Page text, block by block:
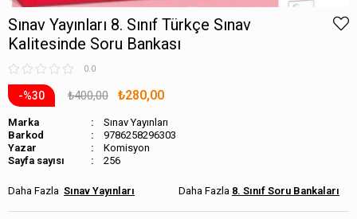
Sınav Yayınları 8. Sınıf Türkçe Sınav
Kalitesinde Soru Bankası
0.0
30 ₺400,00 ₺280,00
Marka
Sınav Yayınları
Barkod
9786258296303
Komisyon
Sayfa sayısı
256
Sınav Yayınları 8. Sınıf Soru Bankaları